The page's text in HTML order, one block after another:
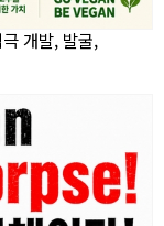
개발, 발굴,